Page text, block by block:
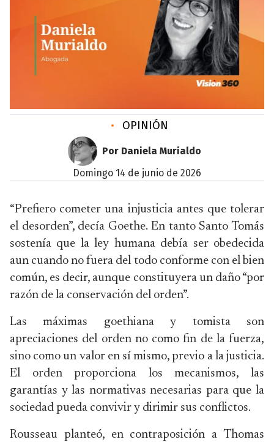
• OPINIÓN
Por Daniela Murialdo
domingo 14 de junio de 2026
“Prefiero cometer una injusticia antes que tolerar
el desorden”, decía Goethe. En tanto Santo Tomás
sostenía que la ley humana debía ser obedecida
aun cuando no fuera del todo conforme con el bien
común, es decir, aunque constituyera un daño “por
razón de la conservación del orden”.
Las máximas goethiana y tomista son
apreciaciones del orden no como fin de la fuerza,
sino como un valor en sí mismo, previo a la justicia.
El orden proporciona los mecanismos, las
garantías y las normativas necesarias para que la
sociedad pueda convivir y dirimir sus conflictos.
Rousseau planteó, en contraposición a Thomas